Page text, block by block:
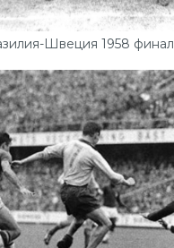
Швеция 1958 финал